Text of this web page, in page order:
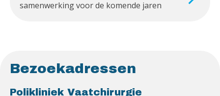
samenwerking voor de komende jaren
Bezoekadressen
Polikliniek Vaatchirurgie